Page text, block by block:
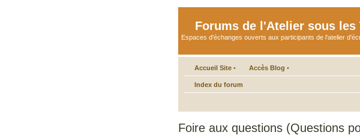
Forums de l'Atelier sous les
Espaces d'échanges ouverts aux participants de l'atelier
Accueil Site • Accès Blog •
Index du forum
Foire aux questions (Questions